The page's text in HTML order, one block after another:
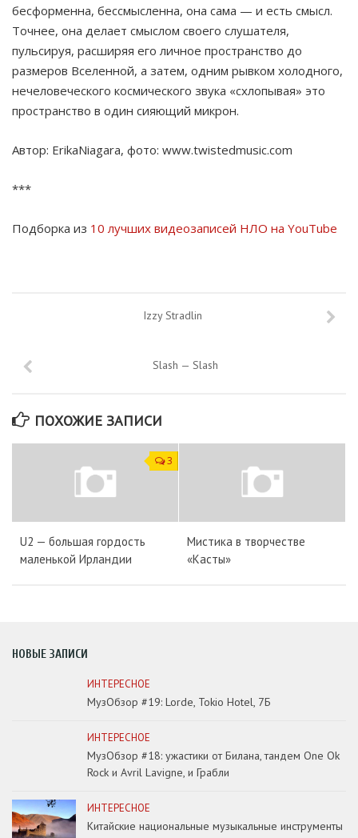
бесформенна, бессмысленна, она сама — и есть смысл.
Точнее, она делает смыслом своего слушателя,
пульсируя, расширяя его личное пространство до
размеров Вселенной, а затем, одним рывком холодного,
нечеловеческого космического звука «схлопывая» это
пространство в один сияющий микрон.
Автор: ErikaNiagara, фото: www.twistedmusic.com
***
Подборка из 10 лучших видеозаписей НЛО на YouTube
Izzy Stradlin
Slash — Slash
ПОХОЖИЕ ЗАПИСИ
3
U2 — большая гордость
маленькой Ирландии
Мистика в творчестве
«Касты»
НОВЫЕ ЗАПИСИ
ИНТЕРЕСНОЕ
МузОбзор #19: Lorde, Tokio Hotel, 7Б
ИНТЕРЕСНОЕ
МузОбзор #18: ужастики от Билана, тандем One Ok
Rock и Avril Lavigne, и Грабли
ИНТЕРЕСНОЕ
Китайские национальные музыкальные инструменты